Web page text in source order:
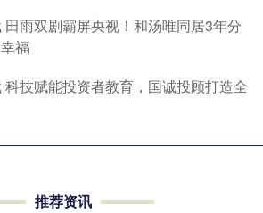
雨双剧霸屏央视！和汤唯同居3年分
福
技赋能投资者教育，国诚投顾打造全
推荐资讯